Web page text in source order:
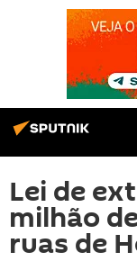
Lei de
milhão
ruas de